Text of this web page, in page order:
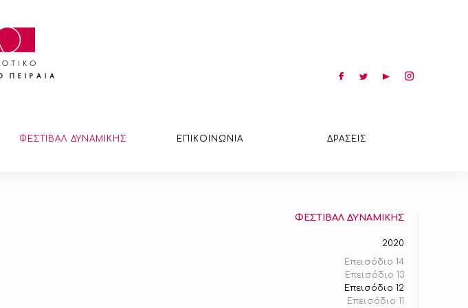
ΦΕΣΤΙΒΑΛ ΔΥΝΑΜΙΚΗΣ ΕΠΙΚΟΙΝΩΝΙΑ ΔΡΑΣΕΙΣ
ΦΕΣΤΙΒΑΛ ΔΥΝΑΜΙΚΗΣ
2020
Επεισόδιο 14
Επεισόδιο 13
Επεισόδιο 12
Επεισόδιο 11